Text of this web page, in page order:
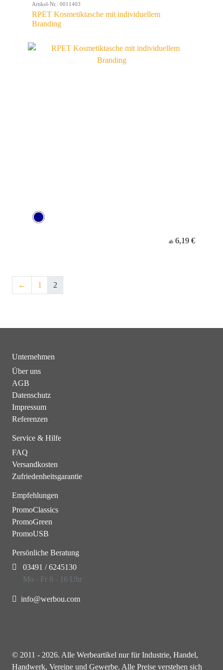
Artikel-Nr.: 0011403
RPET Kosmetiktasche mit individuellem
Branding
ab 6,19 €
← 1 2
Unternehmen
Über uns
AGB
Datenschutz
Impressum
Referenzen
Service & Hilfe
FAQ
Versandkosten
Zufriedenheitsgarantie
Empfehlungen
PromoClassics
PromoGreen
PromoUSB
Persönliche Beratung
03491 / 6245130
Mo - Fr 8 - 16 Uhr
info@werbou.com
© 2011 - 2026. Alle Werbeartikel nur für Industrie, Handel,
Handwerk, Vereine und Gewerbe. Alle Preise verstehen sich